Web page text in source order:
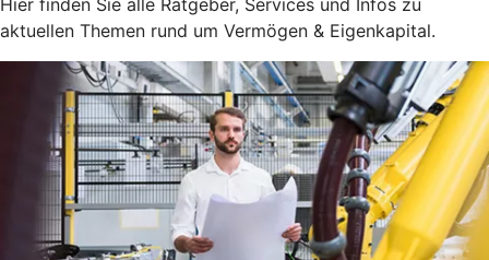
aktuellen Themen rund um Vermögen & Eigenkapital.